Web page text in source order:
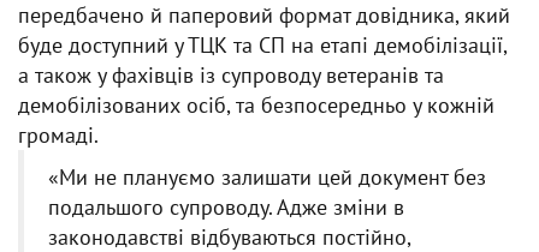
передбачено й паперовий формат довідника, який
буде доступний у ТЦК та СП на етапі демобілізації,
а також у фахівців із супроводу ветеранів та
демобілізованих осіб, та безпосередньо у кожній
громаді.
«Ми не плануємо залишати цей документ без
подальшого супроводу. Адже зміни в
законодавстві відбуваються постійно,